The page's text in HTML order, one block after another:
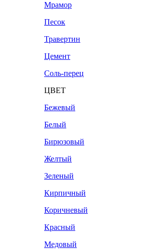
Мрамор
Песок
Травертин
Цемент
Соль-перец
ЦВЕТ
Бежевый
Белый
Бирюзовый
Желтый
Зеленый
Кирпичный
Коричневый
Красный
Медовый